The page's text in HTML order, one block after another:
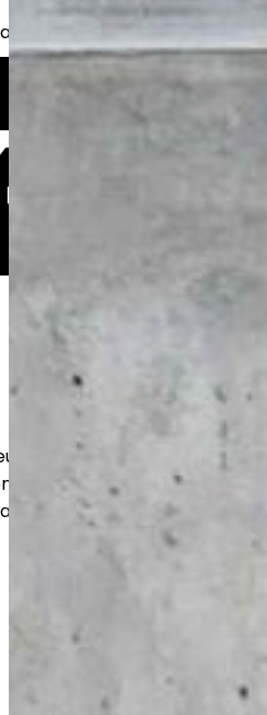
taloyhtiöitä sekä
kestävät betonilattiat
ja varastoihin. Huolellinen
pitkän käyttöiän ja siistin